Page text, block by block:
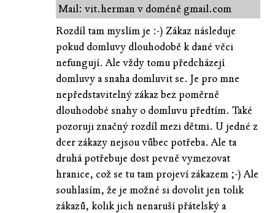
Mail: vit.herman v doméně gmail.com
Rozdíl tam myslím je :-) Zákaz následuje
pokud domluvy dlouhodobě k dané věci
nefungují. Ale vždy tomu předcházejí
domluvy a snaha domluvit se. Je pro mne
nepředstavitelný zákaz bez poměrně
dlouhodobé snahy o domluvu předtím. Také
pozoruji značný rozdíl mezi dětmi. U jedné z
dcer zákazy nejsou vůbec potřeba. Ale ta
druhá potřebuje dost pevně vymezovat
hranice, což se tu tam projeví zákazem ;-) Ale
souhlasím, že je možné si dovolit jen tolik
zákazů, kolik jich nenaruší přátelský a